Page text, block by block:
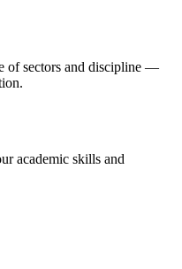
of sectors and discipline —
academic skills and